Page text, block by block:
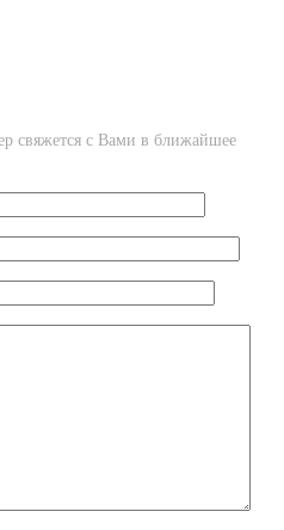
свяжется с Вами в ближайшее